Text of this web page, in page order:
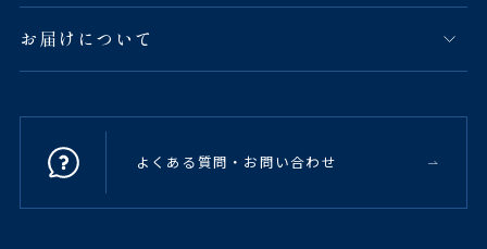
お届けについて
よくある質問・お問い合わせ